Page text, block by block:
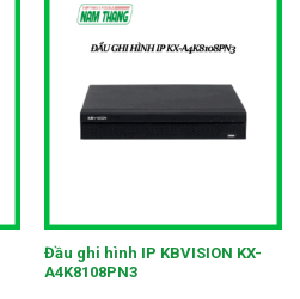
Đầu ghi hình IP KBVISION KX-
A4K8108PN3